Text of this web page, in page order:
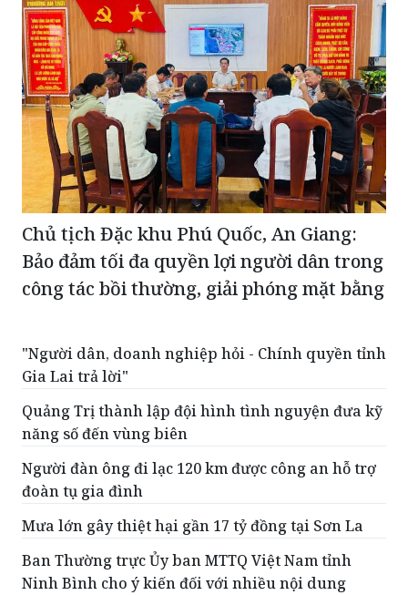
Chủ tịch Đặc khu Phú Quốc, An Giang:
Bảo đảm tối đa quyền lợi người dân trong
công tác bồi thường, giải phóng mặt bằng
"Người dân, doanh nghiệp hỏi - Chính quyền tỉnh
Gia Lai trả lời"
Quảng Trị thành lập đội hình tình nguyện đưa kỹ
năng số đến vùng biên
Người đàn ông đi lạc 120 km được công an hỗ trợ
đoàn tụ gia đình
Mưa lớn gây thiệt hại gần 17 tỷ đồng tại Sơn La
Ban Thường trực Ủy ban MTTQ Việt Nam tỉnh
Ninh Bình cho ý kiến đối với nhiều nội dung